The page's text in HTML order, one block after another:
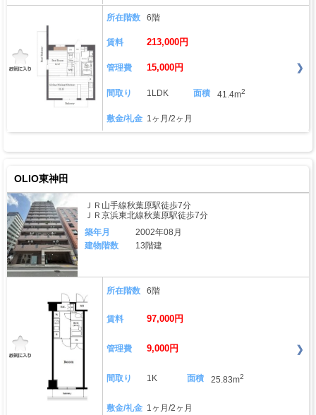
所在階数 6階
賃料 213,000円
管理費 15,000円
間取り 1LDK 面積 41.4m2
敷金/礼金 1ヶ月/2ヶ月
OLIO東神田
ＪＲ山手線秋葉原駅徒歩7分
ＪＲ京浜東北線秋葉原駅徒歩7分
築年月
2002年08月
建物階数
13階建
所在階数 6階
賃料 97,000円
管理費 9,000円
間取り 1K 面積 25.83m2
敷金/礼金 1ヶ月/2ヶ月